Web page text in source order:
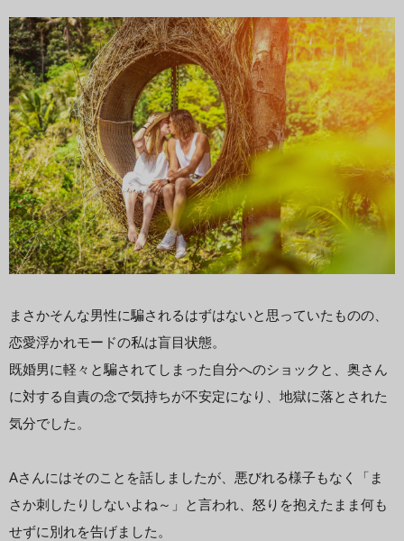
まさかそんな男性に騙されるはずはないと思っていたものの、
恋愛浮かれモードの私は盲目状態。
既婚男に軽々と騙されてしまった自分へのショックと、奥さん
に対する自責の念で気持ちが不安定になり、地獄に落とされた
気分でした。
Aさんにはそのことを話しましたが、悪びれる様子もなく「ま
さか刺したりしないよね～」と言われ、怒りを抱えたまま何も
せずに別れを告げました。